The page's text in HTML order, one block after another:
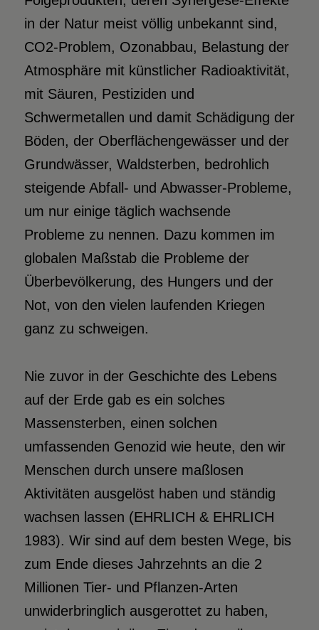
in der Natur meist völlig unbekannt sind,
CO2-Problem, Ozonabbau, Belastung der
Atmosphäre mit künstlicher Radioaktivität,
mit Säuren, Pestiziden und
Schwermetallen und damit Schädigung der
Böden, der Oberflächengewässer und der
Grundwässer, Waldsterben, bedrohlich
steigende Abfall- und Abwasser-Probleme,
um nur einige täglich wachsende
Probleme zu nennen. Dazu kommen im
globalen Maßstab die Probleme der
Überbevölkerung, des Hungers und der
Not, von den vielen laufenden Kriegen
ganz zu schweigen.
Nie zuvor in der Geschichte des Lebens
auf der Erde gab es ein solches
Massensterben, einen solchen
umfassenden Genozid wie heute, den wir
Menschen durch unsere maßlosen
Aktivitäten ausgelöst haben und ständig
wachsen lassen (EHRLICH & EHRLICH
1983). Wir sind auf dem besten Wege, bis
zum Ende dieses Jahrzehnts an die 2
Millionen Tier- und Pflanzen-Arten
unwiderbringlich ausgerottet zu haben,